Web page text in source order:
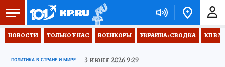
НОВОСТИ ТОЛЬКО У НАС ВОЕНКОРЫ УКРАИНА: СВОДКА КП В
ПОЛИТИКА В СТРАНЕ И МИРЕ 3 июня 2026 9:29